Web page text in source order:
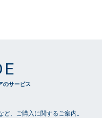
のサービス
、ご購入に関するご案内。